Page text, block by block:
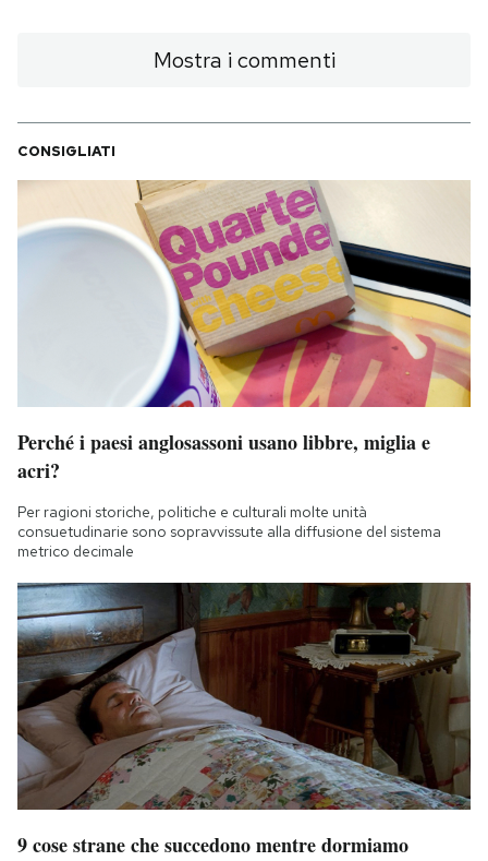
Mostra i commenti
CONSIGLIATI
Perché i paesi anglosassoni usano libbre, miglia e
acri?
Per ragioni storiche, politiche e culturali molte unità
consuetudinarie sono sopravvissute alla diffusione del sistema
metrico decimale
9 cose strane che succedono mentre dormiamo